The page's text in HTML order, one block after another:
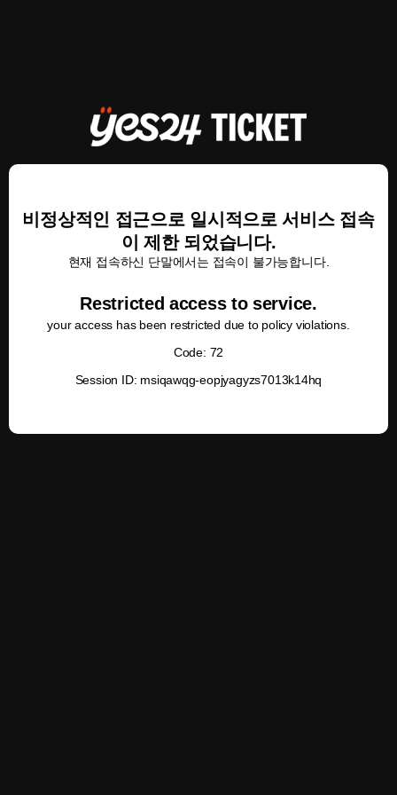
비정상적인 접근으로 일시적으로 서비스 접속
이 제한 되었습니다.
현재 접속하신 단말에서는 접속이 불가능합니다.
Restricted access to service.
your access has been restricted due to policy violations.
Code: 72
Session ID: msiqawqg-eopjyagyzs7013k14hq